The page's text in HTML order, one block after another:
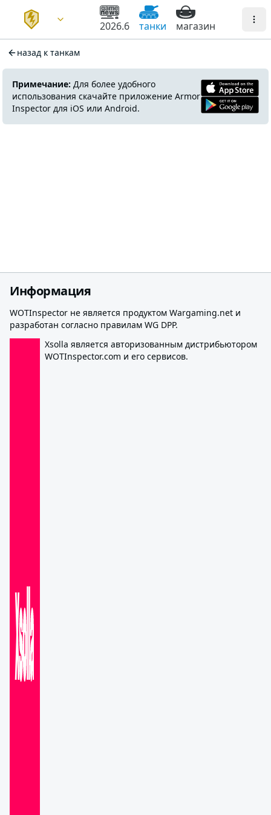
2026.6 танки магазин
назад к танкам
Примечание: Для более удобного
использования скачайте приложение Armor
Inspector для iOS или Android.
Информация
WOTInspector не является продуктом Wargaming.net и
разработан согласно правилам WG DPP.
Xsolla является авторизованным дистрибьютором
WOTInspector.com и его сервисов.